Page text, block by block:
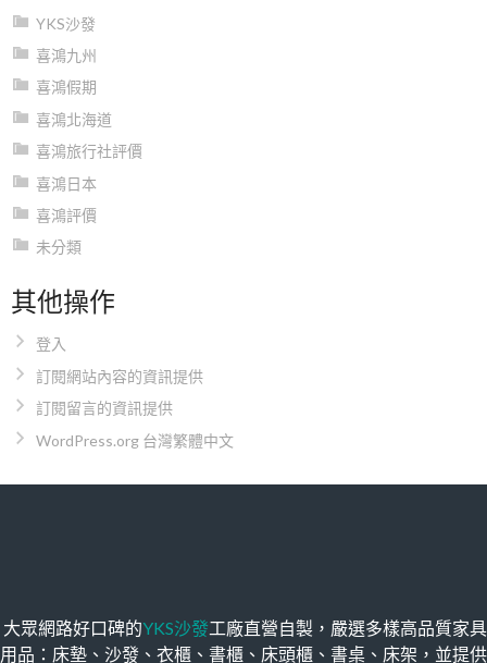
YKS沙發
喜鴻九州
喜鴻假期
喜鴻北海道
喜鴻旅行社評價
喜鴻日本
喜鴻評價
未分類
其他操作
登入
訂閱網站內容的資訊提供
訂閱留言的資訊提供
WordPress.org 台灣繁體中文
大眾網路好口碑的YKS沙發工廠直營自製，嚴選多樣高品質家具
用品：床墊、沙發、衣櫃、書櫃、床頭櫃、書桌、床架，並提供